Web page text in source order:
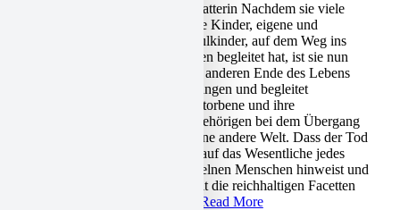
Bestatterin Nachdem sie viele
Jahre Kinder, eigene und
Schulkinder, auf dem Weg ins
Leben begleitet hat, ist sie nun
zum anderen Ende des Lebens
gegangen und begleitet
Verstorbene und ihre
Angehörigen bei dem Übergang
in eine andere Welt. Dass der Tod
uns auf das Wesentliche jedes
einzelnen Menschen hinweist und
somit die reichhaltigen Facetten
Read More